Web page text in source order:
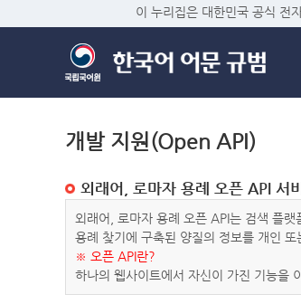
이 누리집은 대한민국 공식 전
개발 지원(Open API)
외래어, 로마자 용례 오픈 API 서
외래어, 로마자 용례 오픈 API는 검색 플
용례 찾기에 구축된 양질의 정보를 개인
※ 오픈 API란?
하나의 웹사이트에서 자신이 가진 기능을